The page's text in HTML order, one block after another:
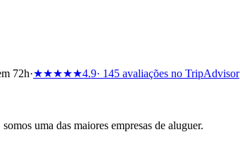
72h·★★★★★4.9· 145 avaliações no TripAdvisor
uma das maiores empresas de aluguer.